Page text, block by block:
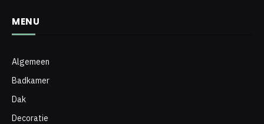
MENU
Algemeen
Badkamer
Dak
Decoratie